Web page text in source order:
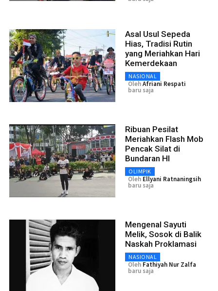
Asal Usul Sepeda
Hias, Tradisi Rutin
yang Meriahkan Hari
Kemerdekaan
NASIONAL
OlehAfriani Respati
baru saja
Ribuan Pesilat
Meriahkan Flash Mob
Pencak Silat di
Bundaran HI
OLIMPIK
Oleh Ellyani Ratnaningsih
baru saja
Mengenal Sayuti
Melik, Sosok di Balik
Naskah Proklamasi
NASIONAL
Oleh Fathiyah Nur Zalfa
baru saja